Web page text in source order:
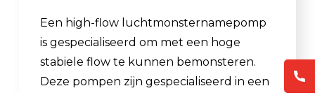
Een high-flow luchtmonsternamepomp
is gespecialiseerd om met een hoge
stabiele flow te kunnen bemonsteren.
Deze pompen zijn gespecialiseerd in een